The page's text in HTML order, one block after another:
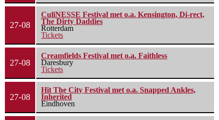
27-08
CuliNESSE Festival met o.a. Kensington, Di-rect,
The Dirty Daddies
Rotterdam
Tickets
27-08
Creamfields Festival met o.a. Faithless
Daresbury
Tickets
27-08
Hit The City Festival met o.a. Snapped Ankles,
Inherited
Eindhoven